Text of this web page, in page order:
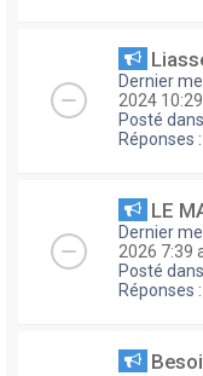
Dernier
2024
Posté dans
Réponses :
LE
Dernier
2026 7:39
Posté dans
Réponses :